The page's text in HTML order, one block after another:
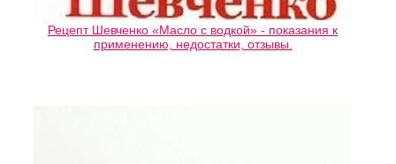
Рецепт Шевченко «Масло с водкой» - показания к
применению, недостатки, отзывы.